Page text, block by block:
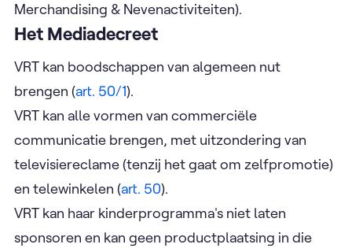
Merchandising & Nevenactiviteiten).
Het Mediadecreet
VRT kan boodschappen van algemeen nut
brengen (art. 50/1).
VRT kan alle vormen van commerciële
communicatie brengen, met uitzondering van
televisiereclame (tenzij het gaat om zelfpromotie)
en telewinkelen (art. 50).
VRT kan haar kinderprogramma's niet laten
sponsoren en kan geen productplaatsing in die